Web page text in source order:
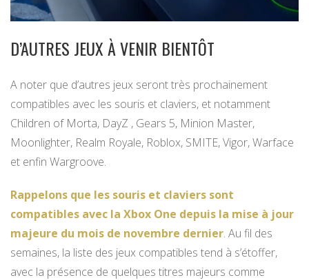
D’AUTRES JEUX À VENIR BIENTÔT
A noter que d’autres jeux seront très prochainement
compatibles avec les souris et claviers, et notamment
Children of Morta, DayZ , Gears 5, Minion Master,
Moonlighter, Realm Royale, Roblox, SMITE, Vigor, Warface
et enfin Wargroove.
Rappelons que les souris et claviers sont
compatibles avec la Xbox One depuis la mise à jour
majeure du mois de novembre dernier. Au fil des
semaines, la liste des jeux compatibles tend à s’étoffer,
avec la présence de quelques titres majeurs comme